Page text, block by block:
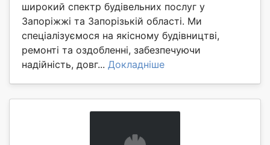
широкий спектр будівельних послуг у
Запоріжжі та Запорізькій області. Ми
спеціалізуємося на якісному будівництві,
ремонті та оздобленні, забезпечуючи
надійність, довг... Докладніше